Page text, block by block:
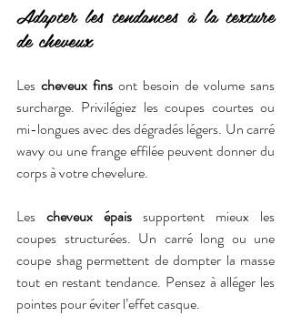
Adapter les tendances à la texture
de cheveux
Les cheveux fins ont besoin de volume sans
surcharge. Privilégiez les coupes courtes ou
mi-longues avec des dégradés légers. Un carré
wavy ou une frange effilée peuvent donner du
corps à votre chevelure.
Les cheveux épais supportent mieux les
coupes structurées. Un carré long ou une
coupe shag permettent de dompter la masse
tout en restant tendance. Pensez à alléger les
pointes pour éviter l’effet casque.